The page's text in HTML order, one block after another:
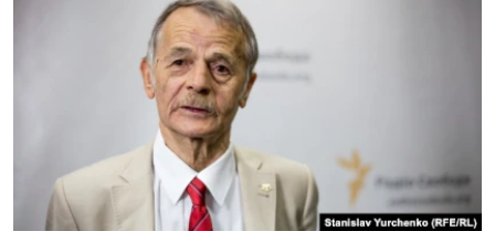
Русский
Українською